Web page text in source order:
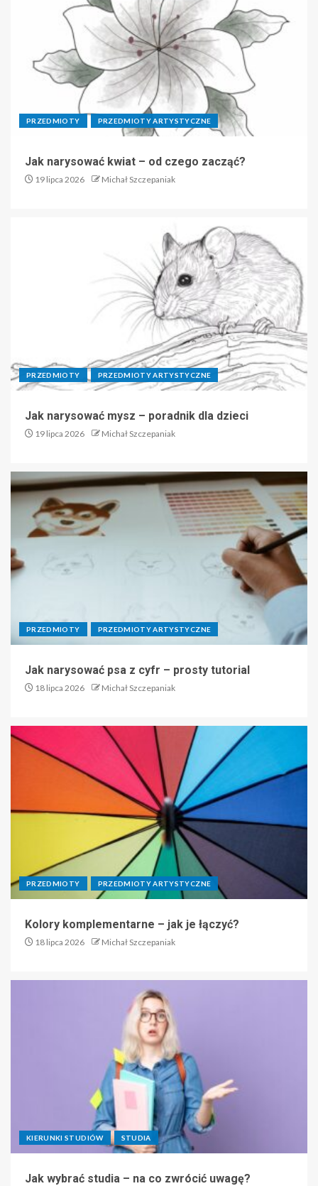
PRZEDMIOTY PRZEDMIOTY ARTYSTYCZNE
Jak narysować kwiat – od czego zacząć?
19 lipca 2026 Michał Szczepaniak
PRZEDMIOTY PRZEDMIOTY ARTYSTYCZNE
Jak narysować mysz – poradnik dla dzieci
19 lipca 2026 Michał Szczepaniak
PRZEDMIOTY PRZEDMIOTY ARTYSTYCZNE
Jak narysować psa z cyfr – prosty tutorial
18 lipca 2026 Michał Szczepaniak
PRZEDMIOTY PRZEDMIOTY ARTYSTYCZNE
Kolory komplementarne – jak je łączyć?
18 lipca 2026 Michał Szczepaniak
KIERUNKI STUDIÓW STUDIA
Jak wybrać studia – na co zwrócić uwagę?